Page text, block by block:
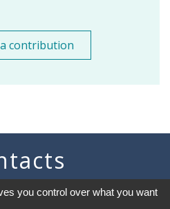
contribution
de Vaugneray
de la Mairie
you control over what you want